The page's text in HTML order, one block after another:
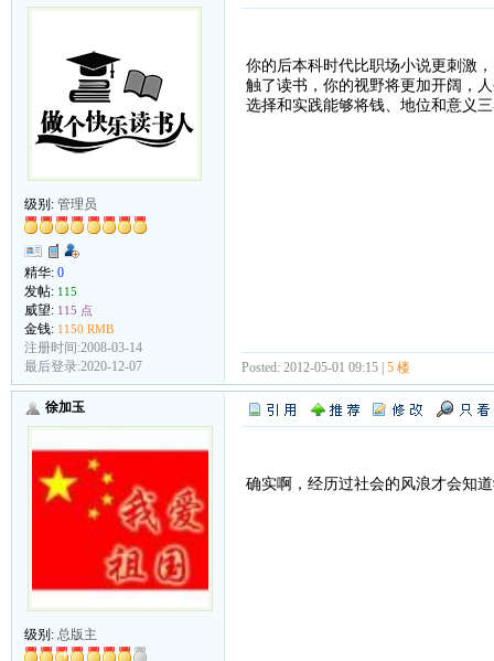
级别: 管理员
精华: 0
发帖: 115
威望: 115 点
金钱: 1150 RMB
注册时间:2008-03-14
最后登录:2020-12-07
你的后本科时代比职场小说更刺激
触了读书，你的视野将更加开阔，
选择和实践能够将钱、地位和意义
Posted: 2012-05-01 09:15 | 5 楼
徐加玉
级别: 总版主
确实啊，经历过社会的风浪才会知